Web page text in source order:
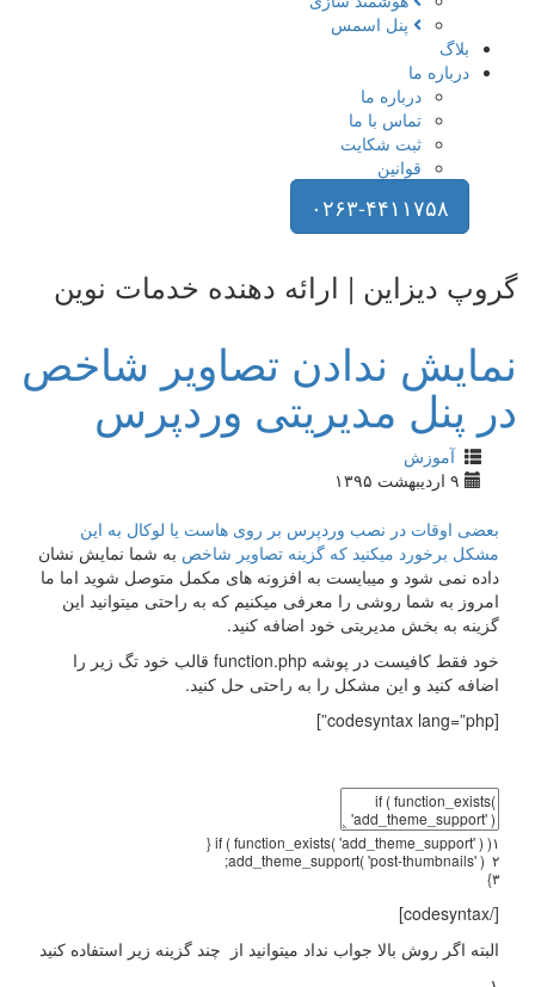
پنل اسمس
بلاگ
درباره ما
درباره ما
تماس با ما
ثبت شکایت
قوانین
۰۲۶۳-۴۴۱۱۷۵۸
گروپ دیزاین | ارائه دهنده خدمات نوین
نمایش ندادن تصاویر شاخص
در پنل مدیریتی وردپرس
آموزش
۹ اردیبهشت ۱۳۹۵
بعضی اوقات در نصب وردپرس بر روی هاست یا لوکال به این
مشکل برخورد میکنید که گزینه تصاویر شاخص به شما نمایش نشان
داده نمی شود و میبایست به افزونه های مکمل متوصل شوید اما ما
امروز به شما روشی را معرفی میکنیم که به راحتی میتوانید این
گزینه به بخش مدیریتی خود اضافه کنید.
خود فقط کافیست در پوشه function.php قالب خود تگ زیر را
اضافه کنید و این مشکل را به راحتی حل کنید.
۲
۳
if (function_exists('add_theme_support' ))
{
add_theme_support('post-thumbnails'
;
}
[/codesyntax]
البته اگر روش بالا جواب نداد میتوانید از چند گزینه زیر استفاده کنید